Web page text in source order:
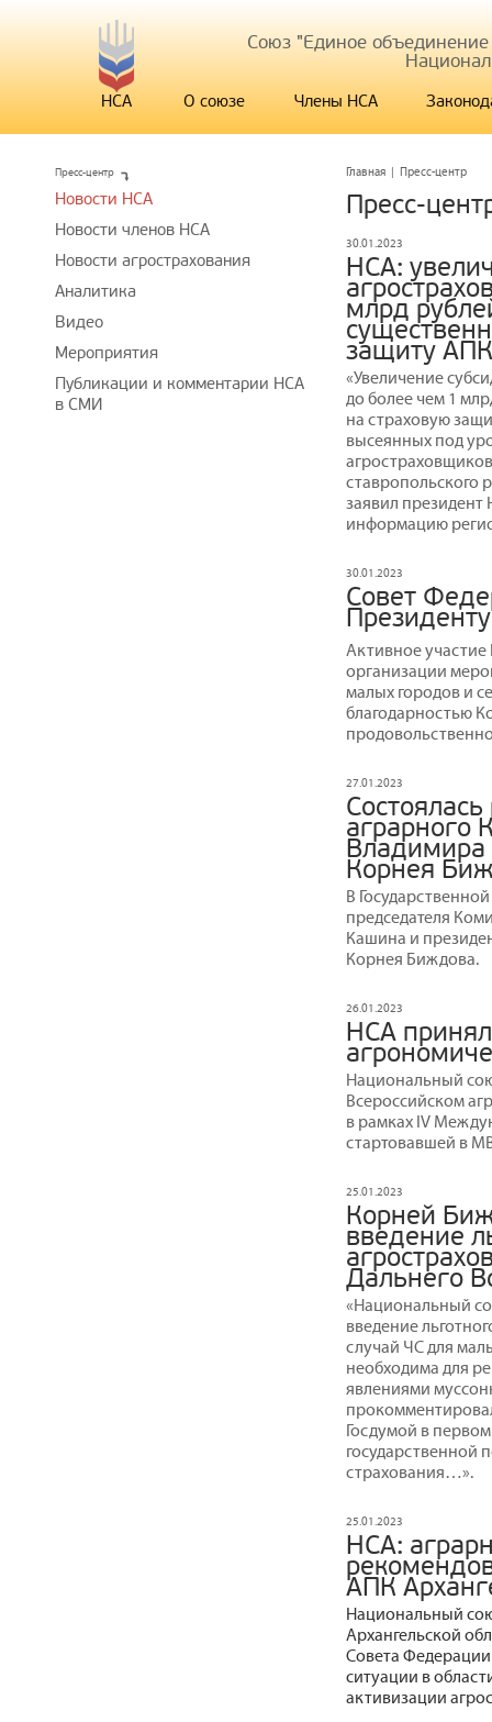
Союз "Единое
НСА О союзе Члены НСА
Главная | Пресс-центр
Пресс-
30.01.2023
НСА:
млрд
защиту АПК
«Увеличение
до более чем 1
на страховую
высеянных под
ставропольского
заявил
информацию
30.01.2023
Совет
Активное
организации
малых городов и
благодарностью
27.01.2023
аграрного
Корнея
В
председателя
Кашина и
Корнея Биждова.
26.01.2023
НСА принял
Национальный
Всероссийском
в рамках IV
стартовавшей в
25.01.2023
Корней
введение
Дальнего
«Национальный
введение
случай ЧС для
необходима для
явлениями
Госдумой в
государственной
страхования…».
25.01.2023
НСА:
АПК
Национальный
Архангельской
Совета
ситуации в
активизации
Пресс-центр
Новости НСА
Новости членов НСА
Новости агрострахования
Аналитика
Видео
Мероприятия
Публикации и комментарии НСА
в СМИ